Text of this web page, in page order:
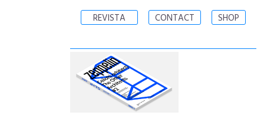
REVISTA CONTACT SHOP